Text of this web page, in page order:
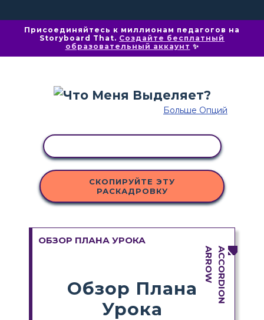
Присоединяйтесь к миллионам педагогов на
Storyboard That. Создайте бесплатный
образовательный аккаунт ✨
Больше Опций
СКОПИРУЙТЕ ЭТУ
РАСКАДРОВКУ
ОБЗОР ПЛАНА УРОКА
Обзор Плана
Урока